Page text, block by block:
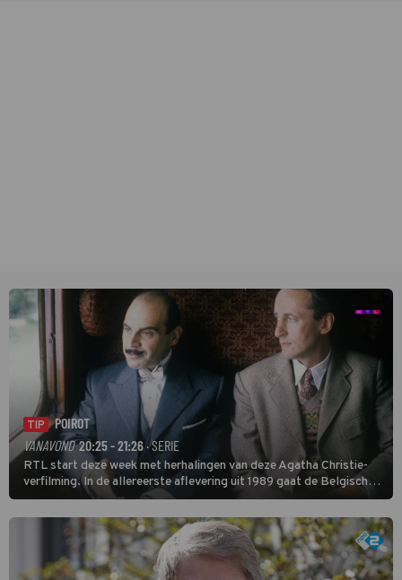
TIP
POIROT
VANAVOND 20:25 - 21:26 · SERIE
RTL start deze week met herhalingen van deze Agatha Christie-
verfilming. In de allereerste aflevering uit 1989 gaat de Belgische
speurder op zoek naar een vermiste kok. Poirot raakt al snel
verwikkeld in een moordzaak. (HH)